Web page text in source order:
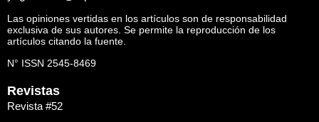
Las opiniones vertidas en los artículos son de responsabilidad
exclusiva de sus autores. Se permite la reproducción de los
artículos citando la fuente.
N° ISSN 2545-8469
Revistas
Revista #52